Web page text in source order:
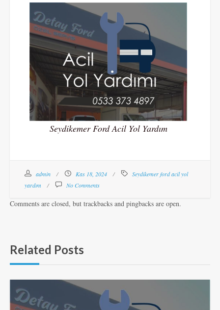
Seydikemer Ford Acil Yol Yardım
admin Kas 18, 2024
Seydikemer ford acil yol
yardım
No Comments
Comments are closed, but trackbacks and pingbacks are open.
Related Posts